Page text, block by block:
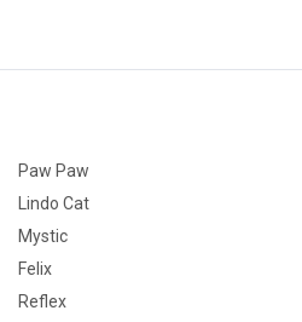
Paw Paw
Lindo Cat
Mystic
Felix
Reflex